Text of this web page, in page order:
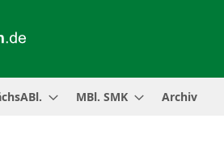
MBl. SMK Archiv